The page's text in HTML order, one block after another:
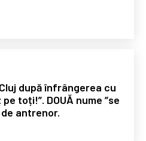
după înfrângerea cu
toți!”. DOUĂ nume ”se
antrenor.